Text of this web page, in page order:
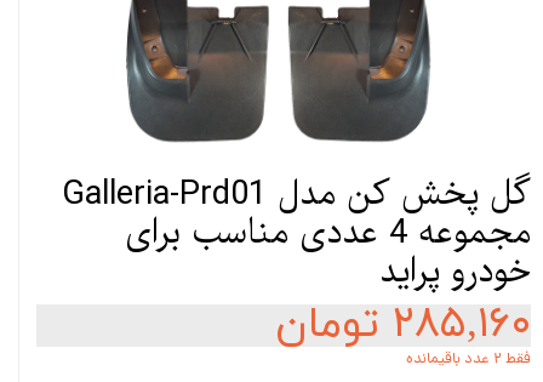
گل پخش کن مدل Galleria-Prd01
مجموعه 4 عددی مناسب برای
خودرو پراید
۲۸۵,۱۶۰ تومان
فقط ۲ عدد باقیمانده